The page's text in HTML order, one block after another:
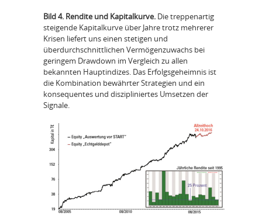
Bild 4. Rendite und Kapitalkurve. Die treppenartig
steigende Kapitalkurve über Jahre trotz mehrerer
Krisen liefert uns einen stetigen und
überdurchschnittlichen Vermögenzuwachs bei
geringem Drawdown im Vergleich zu allen
bekannten Hauptindizes. Das Erfolgsgeheimnis ist
die Kombination bewährter Strategien und ein
konsequentes und diszipliniertes Umsetzen der
Signale.